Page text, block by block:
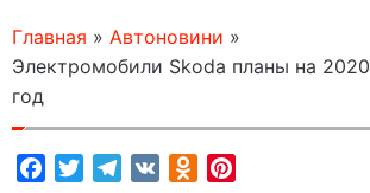
Главная » Автоновини »
Электромобили Skoda планы на 2020
год
FacebookTwitterTelegram
VK Odnoklassniki